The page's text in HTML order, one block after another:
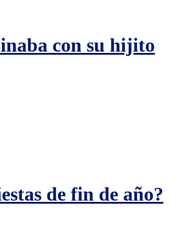
con su hijito
de fin de año?